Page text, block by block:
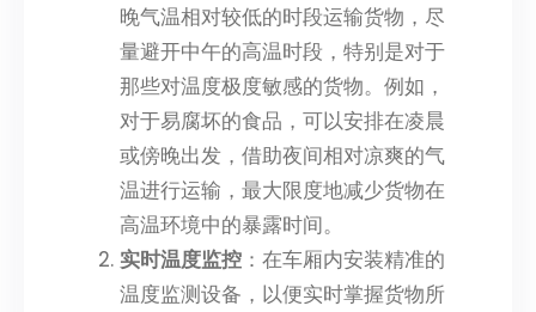
晚气温相对较低的时段运输货物，尽
量避开中午的高温时段，特别是对于
那些对温度极度敏感的货物。例如，
对于易腐坏的食品，可以安排在凌晨
或傍晚出发，借助夜间相对凉爽的气
温进行运输，最大限度地减少货物在
高温环境中的暴露时间。
实时温度监控 ：在车厢内安装精准的
温度监测设备，以便实时掌握货物所